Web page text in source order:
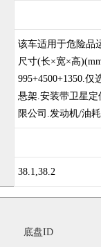
该车适用于危险品
尺寸(长×宽×高
995+4500+1350.
悬架.安装带卫星定
限公司.发动机/油
38.1,38.2
底盘ID